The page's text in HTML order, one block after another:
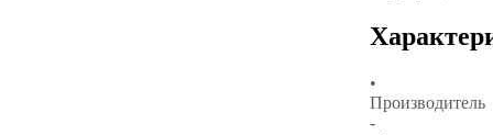
•
Производитель
-